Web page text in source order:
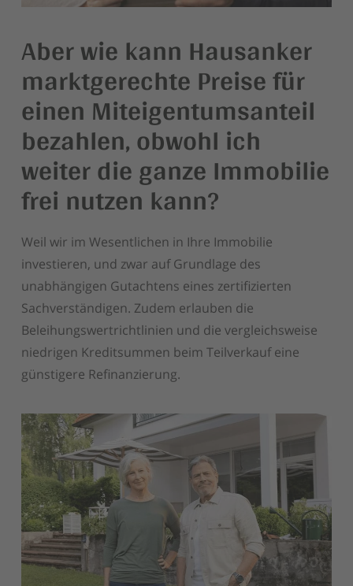
Aber wie kann Hausanker
marktgerechte Preise für
einen Miteigentumsanteil
bezahlen, obwohl ich
weiter die ganze Immobilie
frei nutzen kann?
Weil wir im Wesentlichen in Ihre Immobilie
investieren, und zwar auf Grundlage des
unabhängigen Gutachtens eines zertifizierten
Sachverständigen. Zudem erlauben die
Beleihungswertrichtlinien und die vergleichsweise
niedrigen Kreditsummen beim Teilverkauf eine
günstigere Refinanzierung.